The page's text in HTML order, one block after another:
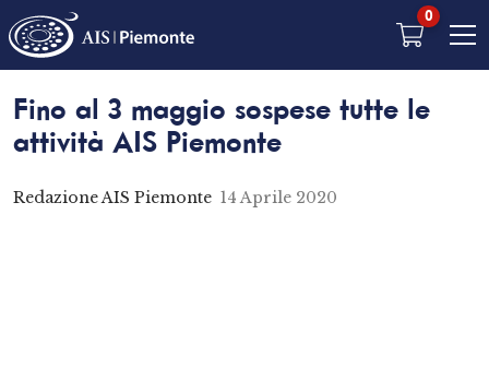
0
Fino al 3 maggio sospese tutte le
attività AIS Piemonte
Redazione AIS Piemonte 14 Aprile 2020